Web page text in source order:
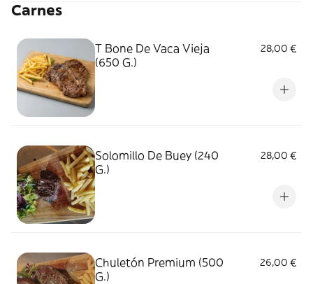
Carnes
T Bone De Vaca Vieja
(650 G.)
28,00 €
Solomillo De Buey (240
G.)
28,00 €
Chuletón Premium (500
G.)
26,00 €